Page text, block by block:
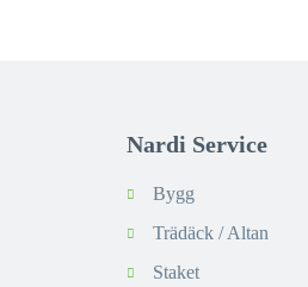
Nardi Service
Bygg
Trädäck / Altan
Staket